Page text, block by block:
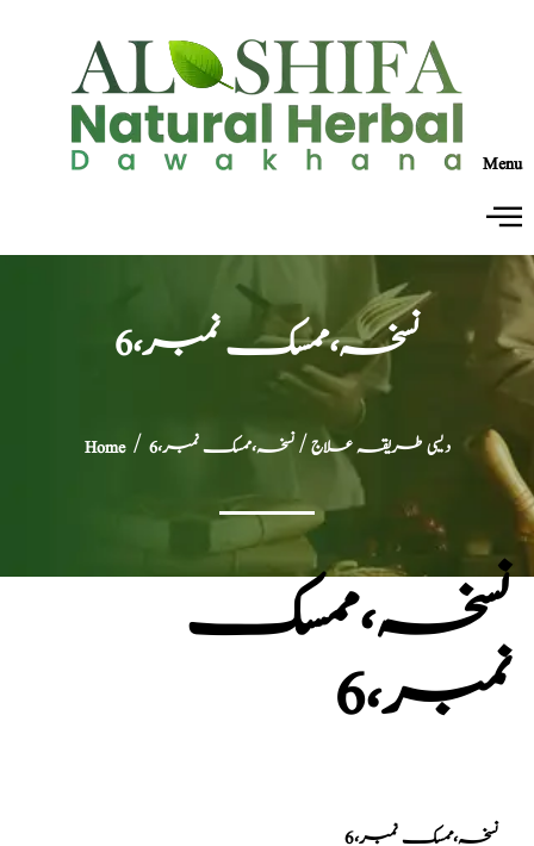
Menu
نسخہ،ممسک نمبر،6
Home/ دیسی طریقہ علاج/ نسخہ،ممسک نمبر،6
نسخہ،ممسک
نمبر،6
نسخہ،ممسک نمبر،6